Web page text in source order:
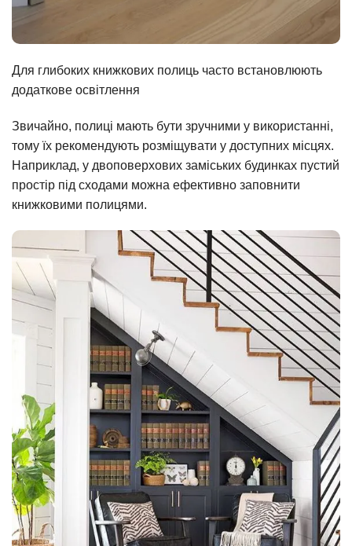
Для глибоких книжкових полиць часто встановлюють
додаткове освітлення
Звичайно, полиці мають бути зручними у використанні,
тому їх рекомендують розміщувати у доступних місцях.
Наприклад, у двоповерхових заміських будинках пустий
простір під сходами можна ефективно заповнити
книжковими полицями.